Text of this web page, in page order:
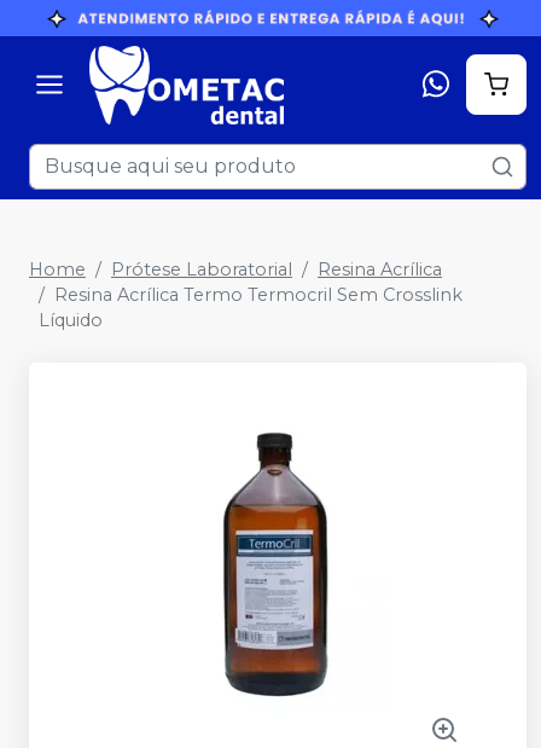
Home Prótese Laboratorial
Resina Acrílica
Resina Acrílica Termo Termocril Sem Crosslink
Líquido